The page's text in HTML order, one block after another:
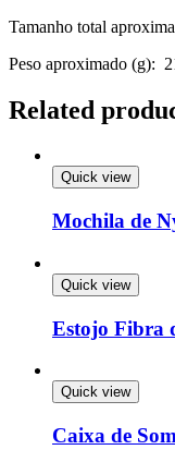
Tamanho total
Peso aproximado (g):
Related
Quick view
Mochila de
Quick view
Estojo Fibra
Quick view
Caixa de